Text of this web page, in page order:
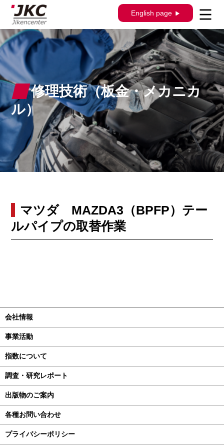
English page
修理技術（板金・メカニカ
ル）
マツダ MAZDA3（BPFP）テー
ルパイプの取替作業
会社情報
事業活動
指数について
調査・研究レポート
出版物のご案内
各種お問い合わせ
プライバシーポリシー